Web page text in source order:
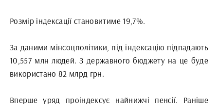
Розмір індексації становитиме 19,7%.
За даними мінсоцполітики, під індексацію підпадають
10,557 млн людей. З державного бюджету на це буде
використано 82 млрд грн.
Вперше уряд проіндексує найнижчі пенсії. Раніше